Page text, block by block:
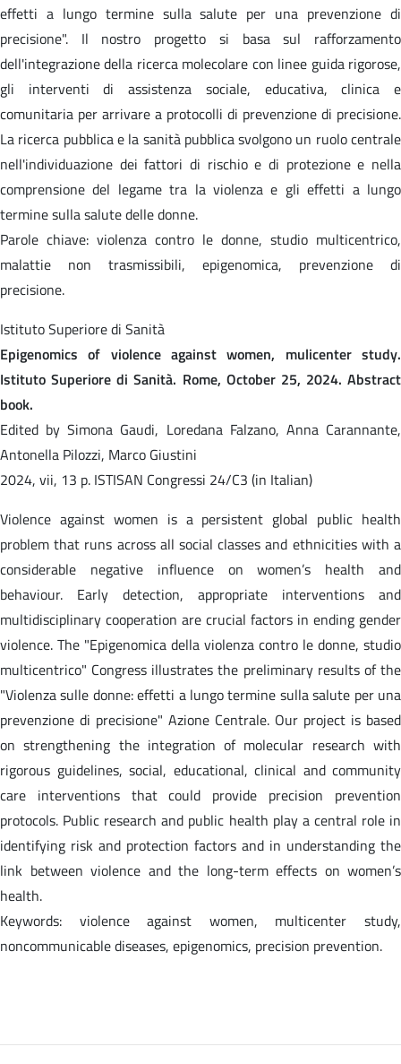
effetti a lungo termine sulla salute per una prevenzione di
precisione". Il nostro progetto si basa sul rafforzamento
dell'integrazione della ricerca molecolare con linee guida rigorose,
gli interventi di assistenza sociale, educativa, clinica e
comunitaria per arrivare a protocolli di prevenzione di precisione.
La ricerca pubblica e la sanità pubblica svolgono un ruolo centrale
nell'individuazione dei fattori di rischio e di protezione e nella
comprensione del legame tra la violenza e gli effetti a lungo
termine sulla salute delle donne.
Parole chiave: violenza contro le donne, studio multicentrico,
malattie non trasmissibili, epigenomica, prevenzione di
precisione.
Istituto Superiore di Sanità
Epigenomics of violence against women, mulicenter study.
Istituto Superiore di Sanità. Rome, October 25, 2024. Abstract
book.
Edited by Simona Gaudi, Loredana Falzano, Anna Carannante,
Antonella Pilozzi, Marco Giustini
2024, vii, 13 p. ISTISAN Congressi 24/C3 (in Italian)
Violence against women is a persistent global public health
problem that runs across all social classes and ethnicities with a
considerable negative influence on women’s health and
behaviour. Early detection, appropriate interventions and
multidisciplinary cooperation are crucial factors in ending gender
violence. The "Epigenomica della violenza contro le donne, studio
multicentrico" Congress illustrates the preliminary results of the
"Violenza sulle donne: effetti a lungo termine sulla salute per una
prevenzione di precisione" Azione Centrale. Our project is based
on strengthening the integration of molecular research with
rigorous guidelines, social, educational, clinical and community
care interventions that could provide precision prevention
protocols. Public research and public health play a central role in
identifying risk and protection factors and in understanding the
link between violence and the long-term effects on women’s
health.
Keywords: violence against women, multicenter study,
noncommunicable diseases, epigenomics, precision prevention.